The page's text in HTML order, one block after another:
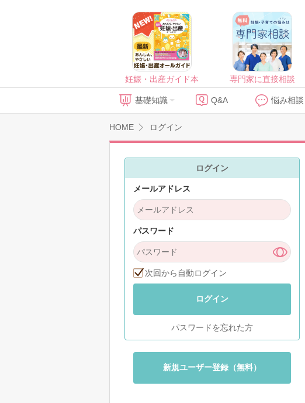
妊娠・出産ガイド本 専門家に直接相談
基礎知識 Q&A 悩み相談
HOME ログイン
ログイン
メールアドレス
パスワード
次回から自動ログイン
ログイン
パスワードを忘れた方
新規ユーザー登録（無料）